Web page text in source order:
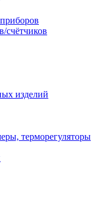
счётчиков
изделий
терморегуляторы